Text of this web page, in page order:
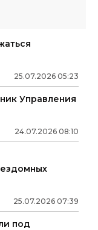
25.07.2026 05:23
Управления
24.07.2026 08:10
25.07.2026 07:39
под